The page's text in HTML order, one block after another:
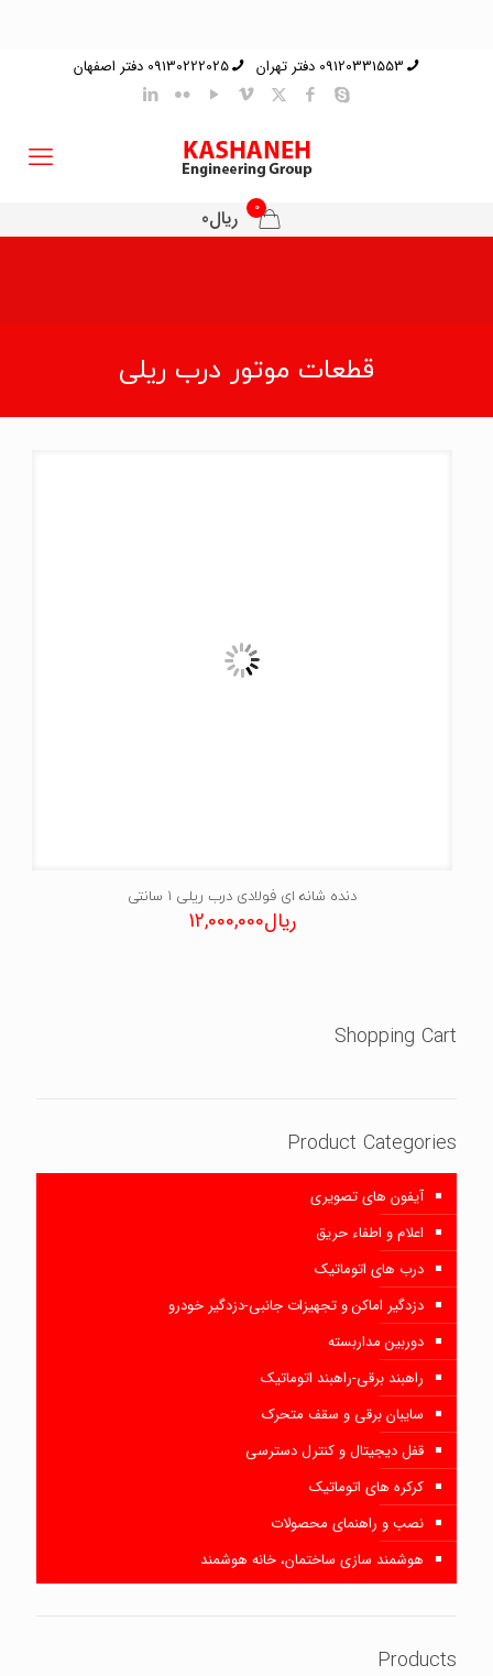
09120331553 دفتر تهران 09130222025 دفتر اصفهان
0 ریال0
قطعات موتور درب ریلی
دنده شانه ای فولادی درب ریلی 1 سانتی
ریال12,000,000
Shopping Cart
Product Categories
آیفون های تصویری
اعلام و اطفاء حریق
درب های اتوماتیک
دزدگیر اماکن و تجهیزات جانبی-دزدگیر خودرو
دوربین مداربسته
راهبند برقی-راهبند اتوماتیک
سایبان برقی و سقف متحرک
قفل دیجیتال و کنترل دسترسی
کرکره های اتوماتیک
نصب و راهنمای محصولات
هوشمند سازی ساختمان، خانه هوشمند
Products